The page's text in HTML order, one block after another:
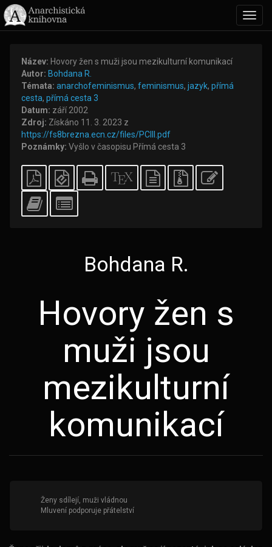
Název: Hovory žen s muži jsou mezikulturní komunikací
Autor: Bohdana R.
Témata: anarchofeminismus, feminismus, jazyk, přímá
cesta, přímá cesta 3
Datum: září 2002
Zdroj: Získáno 11. 3. 2023 z
https://fs8brezna.ecn.cz/files/PCIII.pdf
Poznámky: Vyšlo v časopisu Přímá cesta 3
Jednoduchá
PDF
EPUB
(pro
mobilní
Samostatné
HTML
XeLaTeXový
zdroj
obyčejný
textový
Zdrojové
soubory
Přidej
tento
Bohdana R.
Hovory žen s
muži jsou
mezikulturní
komunikací
Ženy sdílejí, muži vládnou
Mluvení podporuje přátelství